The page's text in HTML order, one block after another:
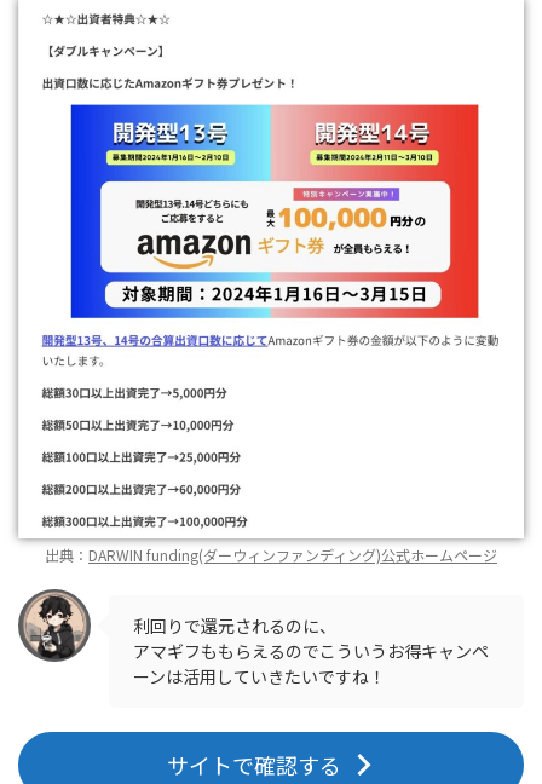
出典： DARWIN funding(ダーウィンファンディング)公式ホームページ
利回りで還元されるのに、
アマギフももらえるのでこういうお得キャンペ
ーンは活用していきたいですね！
サイトで確認する